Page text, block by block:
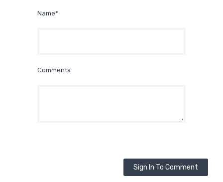
Name*
Comments
Sign In To Comment